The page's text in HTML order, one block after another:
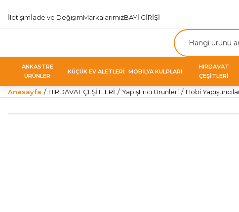
İletişimİade ve DeğişimMarkalarımızBAYİ GİRİŞİ
ANKASTRE
ÜRÜNLER
KÜÇÜK EV ALETLERİ MOBİLYA KULPLARI
HIRDAVAT
ÇEŞİTLERİ
Anasayfa HIRDAVAT ÇEŞİTLERİ Yapıştırıcı Ürünleri Hobi